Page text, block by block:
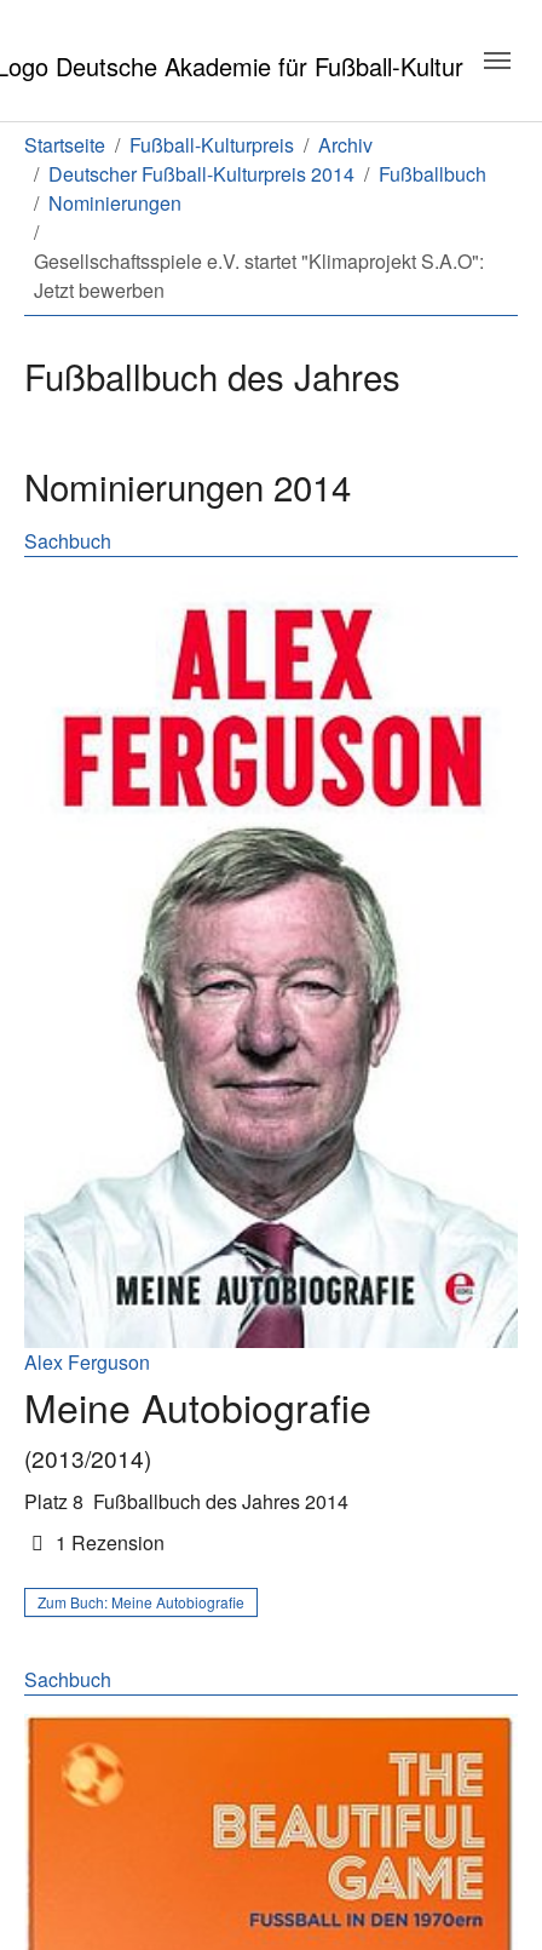
Sie sind hier:
Startseite Fußball-Kulturpreis
Archiv
Deutscher Fußball-Kulturpreis 2014
Fußballbuch
Nominierungen
Gesellschaftsspiele e.V. startet "Klimaprojekt S.A.O":
Jetzt bewerben
Fußballbuch des Jahres
Nominierungen 2014
Sachbuch
Alex Ferguson
Meine Autobiografie
(2013/2014)
Platz 8 Fußballbuch des Jahres 2014
1 Rezension
Zum Buch:Meine Autobiografie
Sachbuch